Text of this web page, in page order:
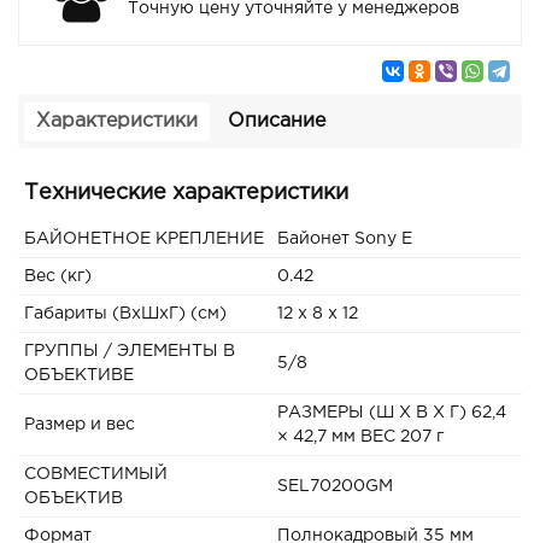
Точную цену уточняйте у менеджеров
Характеристики Описание
Технические характеристики
БАЙОНЕТНОЕ КРЕПЛЕНИЕ Байонет Sony E
Вес (кг) 0.42
Габариты (ВxШxГ) (см) 12 x 8 x 12
ГРУППЫ / ЭЛЕМЕНТЫ В
ОБЪЕКТИВЕ
5/8
Размер и вес
РАЗМЕРЫ (Ш X В X Г) 62,4
× 42,7 мм ВЕС 207 г
СОВМЕСТИМЫЙ
ОБЪЕКТИВ
SEL70200GM
Формат Полнокадровый 35 мм